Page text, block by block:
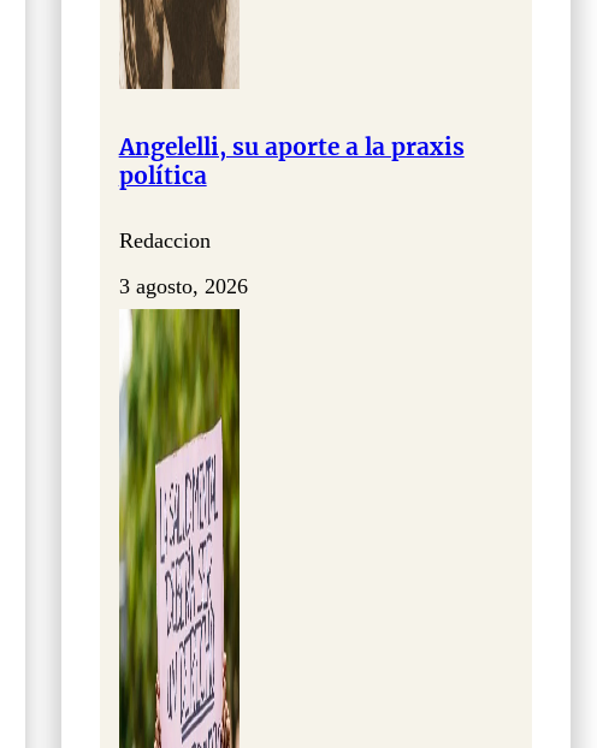
Angelelli, su aporte a la praxis
política
Redaccion
3 agosto, 2026